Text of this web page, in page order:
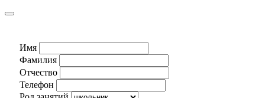
Имя
Фамилия
Отчество
Телефон